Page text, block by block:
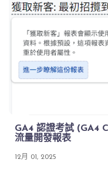
GA4 認證考試 (GA4
流量開發報表
12月 01, 2025